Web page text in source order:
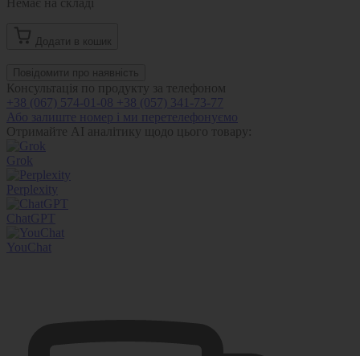
Додати в кошик
Повідомити про наявність
Консультація по продукту за телефоном
+38 (067) 574-01-08 +38 (057) 341-73-77
Або залиште номер і ми перетелефонуємо
Отримайте AI аналітику щодо цього товару:
Grok
Perplexity
ChatGPT
YouChat